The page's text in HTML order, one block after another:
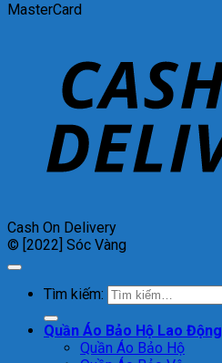
MasterCard
Cash On Delivery
© [2022] Sóc Vàng
Tìm kiếm:
Quần Áo Bảo Hộ Lao Động
Quần Áo Bảo Hộ